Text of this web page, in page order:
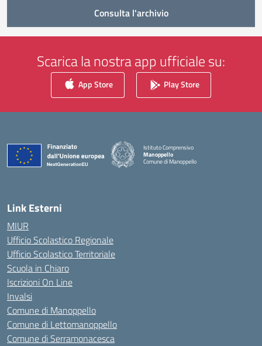
Consulta l'archivio
Scarica la nostra app ufficiale su:
App Store Play Store
Istituto Comprensivo
Manoppello
Comune di Manoppello
— Visita la pagina iniziale della scuola
Link Esterni
MIUR
Ufficio Scolastico Regionale
Ufficio Scolastico Territoriale
Scuola in Chiaro
Iscrizioni On Line
Invalsi
Comune di Manoppello
Comune di Lettomanoppello
Comune di Serramonacesca